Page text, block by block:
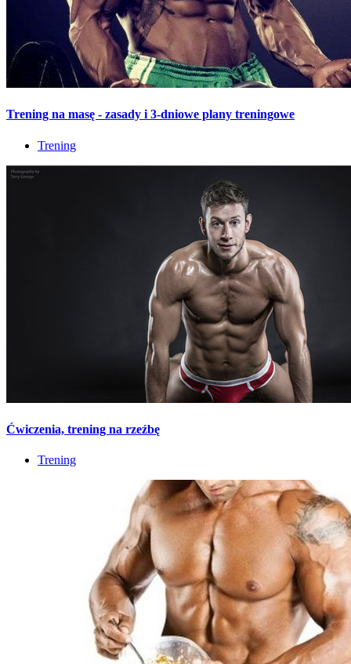
Trening na masę - zasady i 3-dniowe plany treningowe
Trening
Ćwiczenia, trening na rzeźbę
Trening